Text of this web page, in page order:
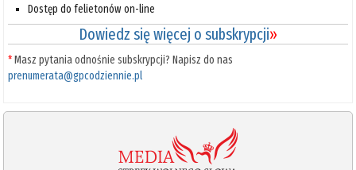
Dostęp do felietonów on-line
Dowiedz się więcej o subskrypcji»
*Masz pytania odnośnie subskrypcji? Napisz do nas
prenumerata@gpcodziennie.pl